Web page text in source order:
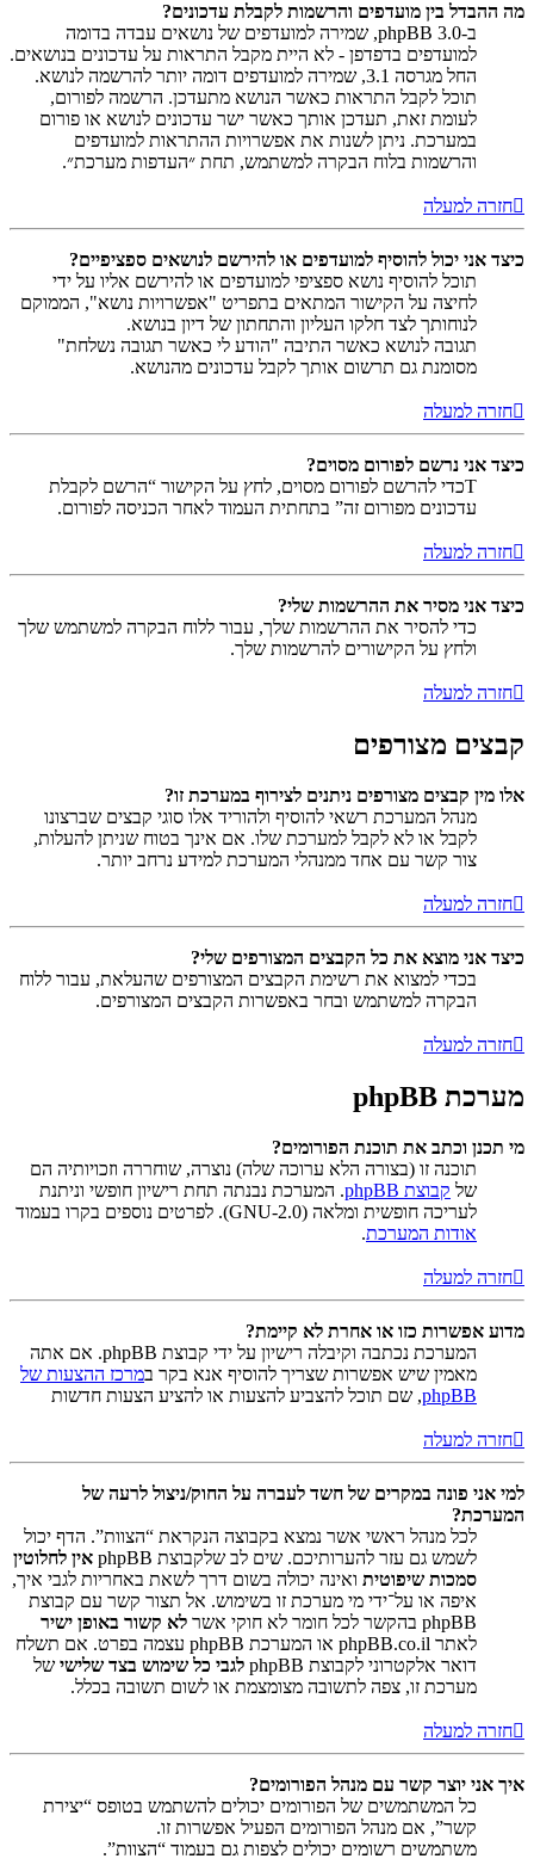
מה ההבדל בין מועדפים והרשמות לקבלת עדכונים?
ב-phpBB 3.0, שמירה למועדפים של נושאים עבדה בדומה
למועדפים בדפדפן - לא היית מקבל התראות על עדכונים בנושאים.
החל מגרסה 3.1, שמירה למועדפים דומה יותר להרשמה לנושא.
תוכל לקבל התראות כאשר הנושא מתעדכן. הרשמה לפורום,
לעומת זאת, תעדכן אותך כאשר ישר עדכונים לנושא או פורום
במערכת. ניתן לשנות את אפשרויות ההתראות למועדפים
והרשמות בלוח הבקרה למשתמש, תחת ״העדפות מערכת״.
חזרה למעלה
כיצד אני יכול להוסיף למועדפים או להירשם לנושאים ספציפיים?
תוכל להוסיף נושא ספציפי למועדפים או להירשם אליו על ידי
לחיצה על הקישור המתאים בתפריט "אפשרויות נושא", הממוקם
לנוחותך לצד חלקו העליון והתחתון של דיון בנושא.
תגובה לנושא כאשר התיבה "הודע לי כאשר תגובה נשלחת"
מסומנת גם תרשום אותך לקבל עדכונים מהנושא.
חזרה למעלה
כיצד אני נרשם לפורום מסוים?
Tכדי להרשם לפורום מסוים, לחץ על הקישור “הרשם לקבלת
עדכונים מפורום זה” בתחתית העמוד לאחר הכניסה לפורום.
חזרה למעלה
כיצד אני מסיר את ההרשמות שלי?
כדי להסיר את ההרשמות שלך, עבור ללוח הבקרה למשתמש שלך
ולחץ על הקישורים להרשמות שלך.
חזרה למעלה
קבצים מצורפים
אלו מין קבצים מצורפים ניתנים לצירוף במערכת זו?
מנהל המערכת רשאי להוסיף ולהוריד אלו סוגי קבצים שברצונו
לקבל או לא לקבל למערכת שלו. אם אינך בטוח שניתן להעלות,
צור קשר עם אחד ממנהלי המערכת למידע נרחב יותר.
חזרה למעלה
כיצד אני מוצא את כל הקבצים המצורפים שלי?
בכדי למצוא את רשימת הקבצים המצורפים שהעלאת, עבור ללוח
הבקרה למשתמש ובחר באפשרות הקבצים המצורפים.
חזרה למעלה
מערכת phpBB
מי תכנן וכתב את תוכנת הפורומים?
תוכנה זו (בצורה הלא ערוכה שלה) נוצרה, שוחררה וזכויותיה הם
של קבוצת phpBB
. המערכת נבנתה תחת רישיון חופשי וניתנת
לעריכה חופשית ומלאה (GNU-2.0). לפרטים נוספים בקרו בעמוד
אודות המערכת.
חזרה למעלה
מדוע אפשרות כזו או אחרת לא קיימת?
המערכת נכתבה וקיבלה רישיון על ידי קבוצת phpBB. אם אתה
מאמין שיש אפשרות שצריך להוסיף אנא בקר במרכז ההצעות של
phpBB, שם תוכל להצביע להצעות או להציע הצעות חדשות
חזרה למעלה
למי אני פונה במקרים של חשד לעברה על החוק/ניצול לרעה של
המערכת?
לכל מנהל ראשי אשר נמצא בקבוצה הנקראת “הצוות”. הדף יכול
לשמש גם עזר להערותיכם. שים לב שלקבוצת phpBB
אין לחלוטין
סמכות שיפוטית ואינה יכולה בשום דרך לשאת באחריות לגבי איך,
איפה או על־ידי מי מערכת זו בשימוש. אל תצור קשר עם קבוצת
phpBB בהקשר לכל חומר לא חוקי אשר
לא קשור באופן ישיר
לאתר phpBB.co.il או המערכת phpBB עצמה בפרט. אם תשלח
דואר אלקטרוני לקבוצת phpBB
לגבי כל שימוש בצד שלישי של
מערכת זו, צפה לתשובה מצומצמת או לשום תשובה בכלל.
חזרה למעלה
איך אני יוצר קשר עם מנהל הפורומים?
כל המשתמשים של הפורומים יכולים להשתמש בטופס “יצירת
קשר”, אם מנהל הפורומים הפעיל אפשרות זו.
משתמשים רשומים יכולים לצפות גם בעמוד “הצוות”.